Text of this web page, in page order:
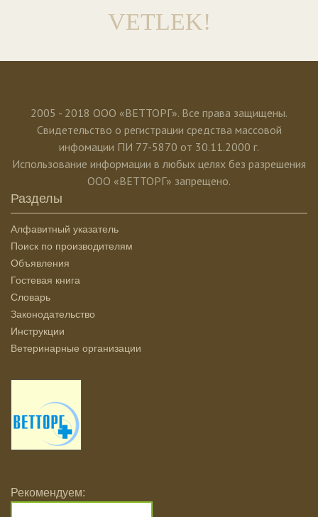
VETLEK!
2005 - 2018 ООО «ВЕТТОРГ». Все права защищены.
Свидетельство о регистрации средства массовой
инфомации ПИ 77-5870 от 30.11.2000 г.
Использование информации в любых целях без разрешения
ООО «ВЕТТОРГ» запрещено.
Разделы
Алфавитный указатель
Поиск по производителям
Объявления
Гостевая книга
Словарь
Законодательство
Инструкции
Ветеринарные организации
Рекомендуем: